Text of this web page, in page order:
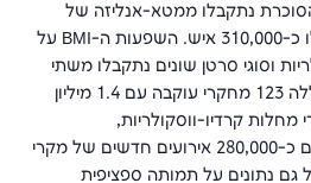
נתקבלו ממטא-אנליזה של
ה-
BMI על
וסוגי סרטן שונים נתקבלו משתי
מטא-אנליזות שאחת מהן כללה 123 מחקרי עוקבה עם 1.4 מיליון
אירעו 52,000 מקרי מחלות קרדיו-ווסקולריות,
והשנייהכללה141 מאמרים עם כ-280,000 אירועים חדשים של מקרי
גם נתונים על תמותה ספציפית